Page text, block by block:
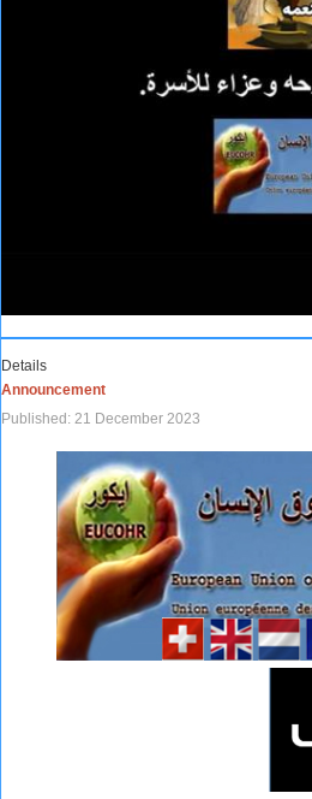
Details
Announcement
Published: 21 December 2023